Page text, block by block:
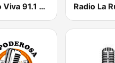
Radio Viva 91.1 FM